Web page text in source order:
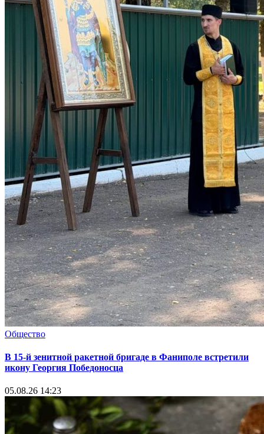
Общество
В 15-й зенитной ракетной бригаде в Фаниполе встретили
икону Георгия Победоносца
05.08.26 14:23